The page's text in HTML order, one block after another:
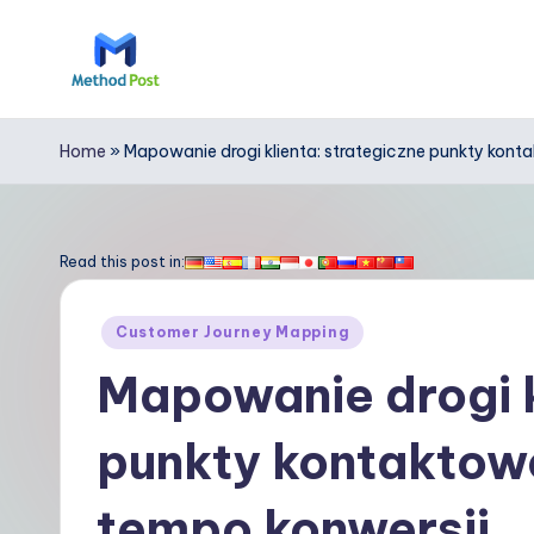
M
e
h
Home » Mapowanie drogi klienta: strategiczne punkty
Read this post in:
Posted
Customer Journey Mapping
Mapowanie
punkty